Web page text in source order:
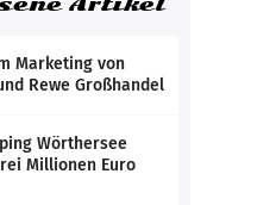
Marketing von
Rewe Großhandel
Wörthersee
Millionen Euro